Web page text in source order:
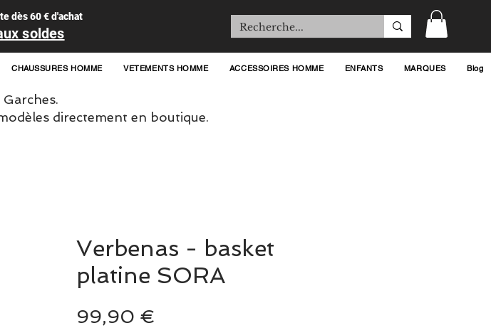
dès 60 € d'achat
soldes
CHAUSSURES HOMME VETEMENTS HOMME ACCESSOIRES HOMME ENFANTS MARQUES Blog
directement en boutique.
Verbenas - basket
platine SORA
99,90 €